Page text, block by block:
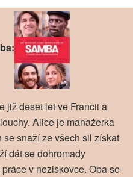
již deset let ve Francii a
Alice je manažerka
snaží ze všech sil získat
dát se dohromady
v neziskovce. Oba se